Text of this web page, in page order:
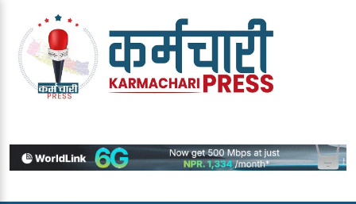
content